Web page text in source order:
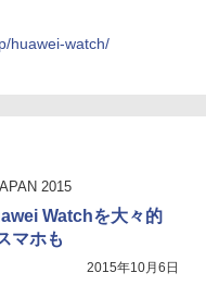
huawei-watch/
2015
Watchを大々的
マホも
2015年10月6日